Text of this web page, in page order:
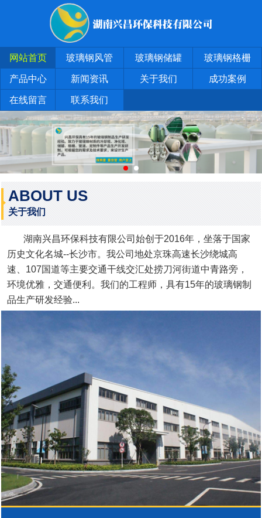
网站首页 玻璃钢风管 玻璃钢储罐 玻璃钢格栅
产品中心 新闻资讯 关于我们 成功案例
在线留言 联系我们
ABOUT US
关于我们
湖南兴昌环保科技有限公司始创于2016年，坐落于国家
历史文化名城--长沙市。我公司地处京珠高速长沙绕城高
速、107国道等主要交通干线交汇处捞刀河街道中青路旁，
环境优雅，交通便利。我们的工程师，具有15年的玻璃钢制
品生产研发经验...